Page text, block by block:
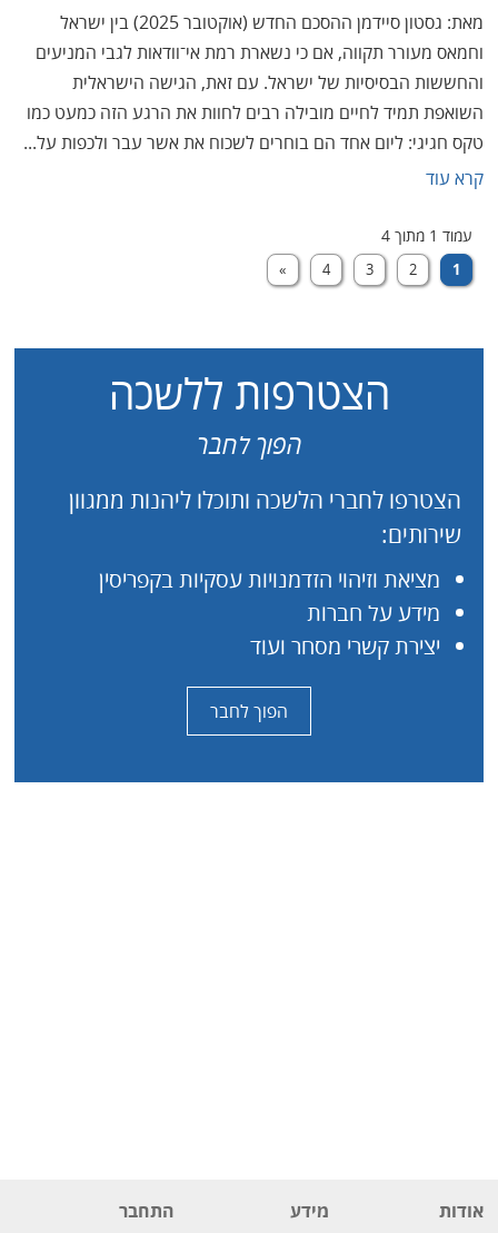
מאת: גסטון סיידמן ההסכם החדש (אוקטובר 2025) בין ישראל
וחמאס מעורר תקווה, אם כי נשארת רמת אי־וודאות לגבי המניעים
והחששות הבסיסיות של ישראל. עם זאת, הגישה הישראלית
השואפת תמיד לחיים מובילה רבים לחוות את הרגע הזה כמעט כמו
טקס חגיגי: ליום אחד הם בוחרים לשכוח את אשר עבר ולכפות על...
קרא עוד
עמוד 1 מתוך 4
1
2
3
4
»
הצטרפות ללשכה
הפוך לחבר
הצטרפו לחברי הלשכה ותוכלו ליהנות ממגוון
שירותים:
מציאת וזיהוי הזדמנויות עסקיות בקפריסין
מידע על חברות
יצירת קשרי מסחר ועוד
הפוך לחבר
אודות מידע התחבר